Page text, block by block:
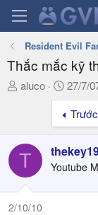
Resident Evil
Thắc mắc kỹ
T
a
d
s
t
a
aluco
N
g
à
y
g
ử
i
27/7/
Trước
T Youtube
2/10/10